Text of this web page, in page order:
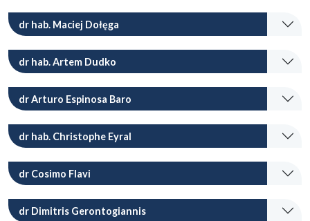
dr hab. Maciej Dołęga
dr hab. Artem Dudko
dr Arturo Espinosa Baro
dr hab. Christophe Eyral
dr Cosimo Flavi
dr Dimitris Gerontogiannis